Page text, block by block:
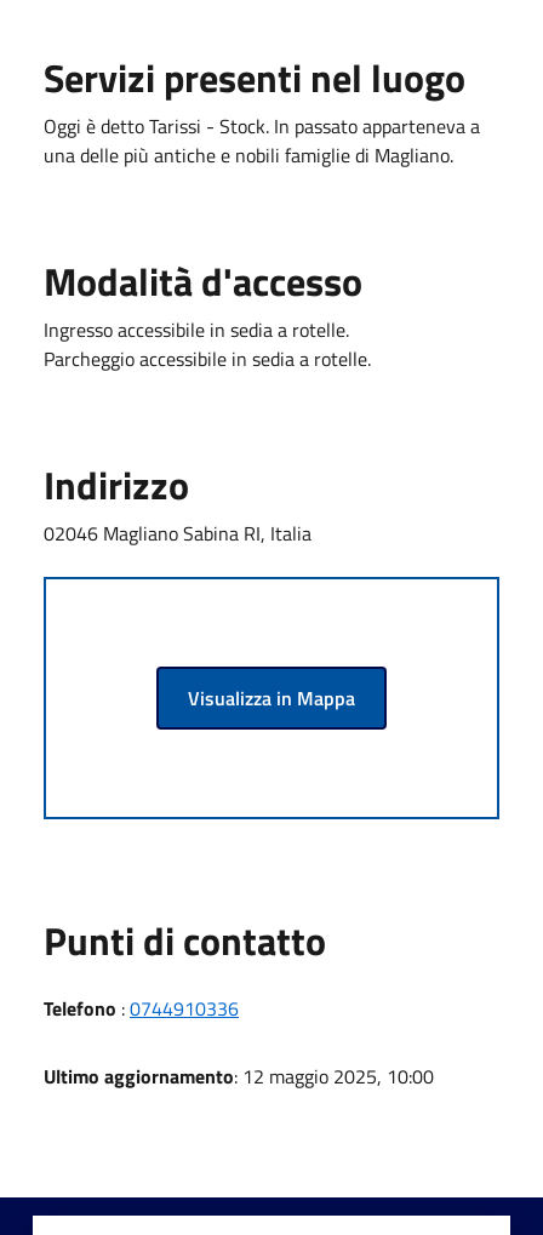
Servizi presenti nel luogo
Oggi è detto Tarissi - Stock. In passato apparteneva a
una delle più antiche e nobili famiglie di Magliano.
Modalità d'accesso
Ingresso accessibile in sedia a rotelle.
Parcheggio accessibile in sedia a rotelle.
Indirizzo
02046 Magliano Sabina RI, Italia
Visualizza in Mappa
Punti di contatto
Telefono :0744910336
Ultimo aggiornamento: 12 maggio 2025, 10:00